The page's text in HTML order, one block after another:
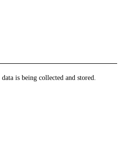
is being collected and stored.